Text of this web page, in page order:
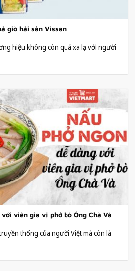
giò hải sản Vissan
hiệu không còn quá xa lạ với người
viên gia vị phở bò Ông Chà Và
thống của người Việt mà còn là